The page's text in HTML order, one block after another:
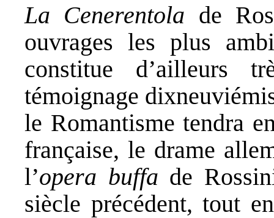
La Cenerentola de
ouvrages les plus
constitue d’ailleurs
témoignage
le Romantisme tendra
française, le drame
l’opera buffa de
siècle précédent, tout